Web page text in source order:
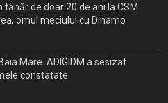
de doar 20 de ani la CSM
omul meciului cu Dinamo
Mare. ADIGIDM a sesizat
constatate